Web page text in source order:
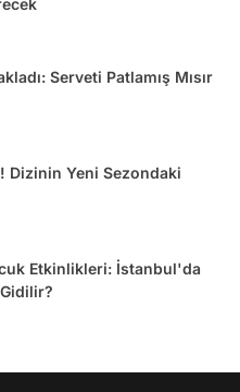
Serveti Patlamış Mısır
Dizinin Yeni Sezondaki
Etkinlikleri: İstanbul'da